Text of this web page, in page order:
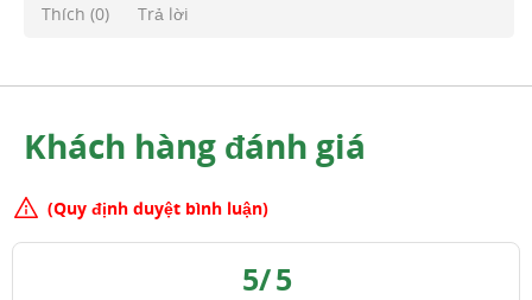
Thích (0) Trả lời
Khách hàng đánh giá
(Quy định duyệt bình luận)
5/5